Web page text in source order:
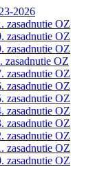
2026
zasadnutie OZ
zasadnutie OZ
zasadnutie OZ
zasadnutie OZ
zasadnutie OZ
zasadnutie OZ
zasadnutie OZ
zasadnutie OZ
zasadnutie OZ
zasadnutie OZ
zasadnutie OZ
zasadnutie OZ